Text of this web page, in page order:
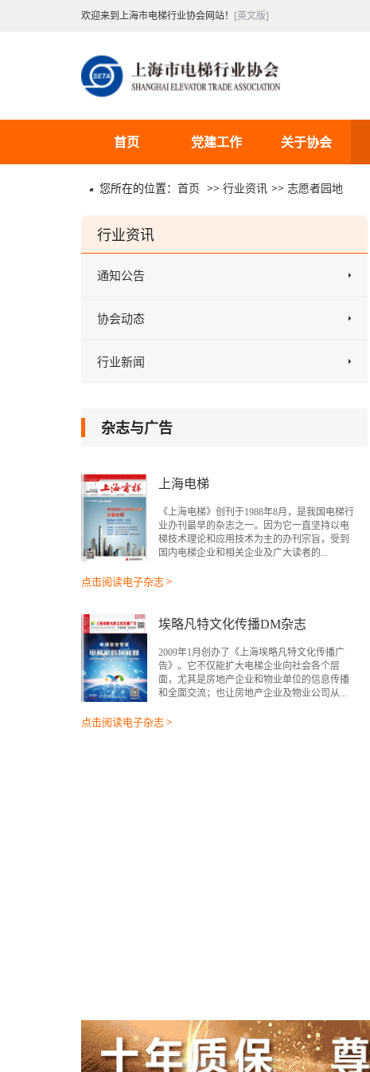
欢迎来到上海市电梯行业协会网站！ [英文版]
首页 党建工作 关于协会
您所在的位置： 首页 >> 行业资讯 >> 志愿者园地
行业资讯
通知公告
协会动态
行业新闻
杂志与广告
上海电梯
《上海电梯》创刊于1988年8月，是我国电梯行
业办刊最早的杂志之一。因为它一直坚持以电
梯技术理论和应用技术为主的办刊宗旨，受到
国内电梯企业和相关企业及广大读者的...
点击阅读电子杂志 >
埃略凡特文化传播DM杂志
2009年1月创办了《上海埃略凡特文化传播广
告》。它不仅能扩大电梯企业向社会各个层
面，尤其是房地产企业和物业单位的信息传播
和全面交流；也让房地产企业及物业公司从...
点击阅读电子杂志 >